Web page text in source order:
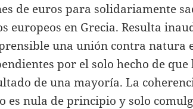
de euros para solidariamente
europeos en Grecia. Resulta
una unión contra natura
por el solo hecho de que
de una mayoría. La
es nula de principio y solo